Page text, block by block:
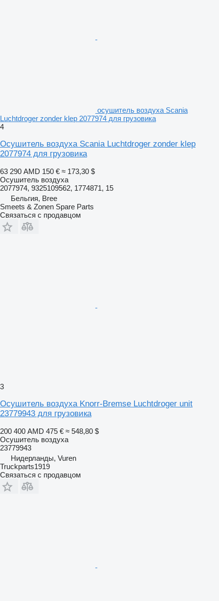
осушитель воздуха Scania
Luchtdroger zonder klep 2077974 для грузовика
4
Осушитель воздуха Scania Luchtdroger zonder klep
2077974 для грузовика
63 290 AMD 150 € ≈ 173,30 $
Осушитель воздуха
2077974, 9325109562, 1774871, 15
Бельгия, Bree
Smeets & Zonen Spare Parts
Связаться с продавцом
3
Осушитель воздуха Knorr-Bremse Luchtdroger unit
23779943 для грузовика
200 400 AMD 475 € ≈ 548,80 $
Осушитель воздуха
23779943
Нидерланды, Vuren
Truckparts1919
Связаться с продавцом